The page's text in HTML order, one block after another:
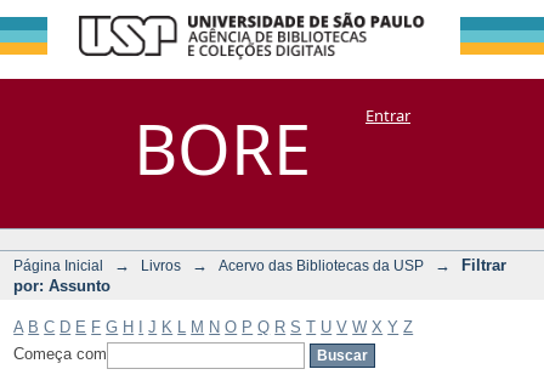
BORE
Filtrar por:
Assunto
DSpace/Manakin + CoriscoEntrar
Página Inicial → Livros → Acervo das Bibliotecas da USP →
Filtrar
por: Assunto
A B C D E F G H J K M N O P Q R S T U V W X Y Z
Começa com